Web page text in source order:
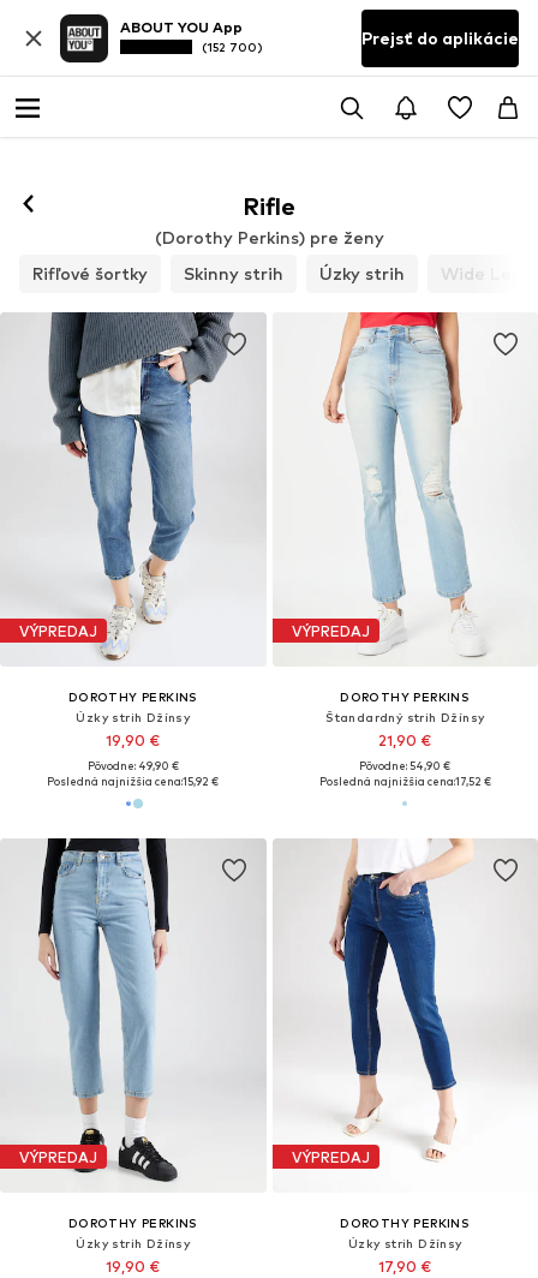
ABOUT YOU App
(152 700) Prejsť do aplikácie
Rifle
(Dorothy Perkins) pre ženy
Rifľové šortky
Skinny strih Úzky strih Wide Leg
VÝPREDAJ
DOROTHY PERKINS
Úzky strih Džínsy
19,90 €
Pôvodne: 49,90 €
Posledná najnižšia cena:15,92 €
VÝPREDAJ
DOROTHY PERKINS
Štandardný strih Džínsy
21,90 €
Pôvodne: 54,90 €
Posledná najnižšia cena:17,52 €
VÝPREDAJ
DOROTHY PERKINS
Úzky strih Džínsy
19,90 €
VÝPREDAJ
DOROTHY PERKINS
Úzky strih Džínsy
17,90 €